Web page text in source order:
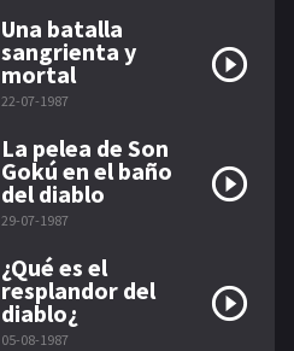
Una batalla
sangrienta y
mortal
22-07-1987
La pelea de Son
Gokú en el baño
del diablo
29-07-1987
¿Qué es el
resplandor del
diablo¿
05-08-1987